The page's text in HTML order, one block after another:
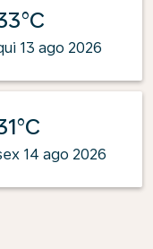
13 ago 2026
14 ago 2026